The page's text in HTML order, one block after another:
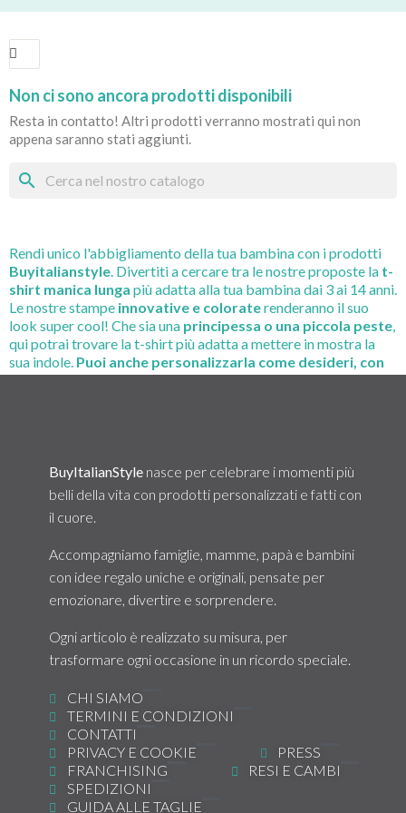
Non ci sono ancora prodotti disponibili
Resta in contatto! Altri prodotti verranno mostrati qui non
appena saranno stati aggiunti.
search
Rendi unico l'abbigliamento della tua bambina con i prodotti
Buyitalianstyle. Divertiti a cercare tra le nostre proposte la t-
shirt manica lunga più adatta alla tua bambina dai 3 ai 14 anni.
Le nostre stampe innovative e coloraterenderanno il suo
look super cool! Che sia una principessa o una piccola peste,
qui potrai trovare la t-shirt più adatta a mettere in mostra la
sua indole. Puoi anche personalizzarla come desideri, con
una frase o un'immagine e scatenare la tua e la sua
BuyItalianStyle nasce per celebrare i momenti più
belli della vita con prodotti personalizzati e fatti con
il cuore.
Accompagniamo famiglie, mamme, papà e bambini
con idee regalo uniche e originali, pensate per
emozionare, divertire e sorprendere.
Ogni articolo è realizzato su misura, per
trasformare ogni occasione in un ricordo speciale.
CHI SIAMO
TERMINI E CONDIZIONI
CONTATTI
PRIVACY E COOKIE
PRESS
FRANCHISING
RESI E CAMBI
SPEDIZIONI
GUIDA ALLE TAGLIE